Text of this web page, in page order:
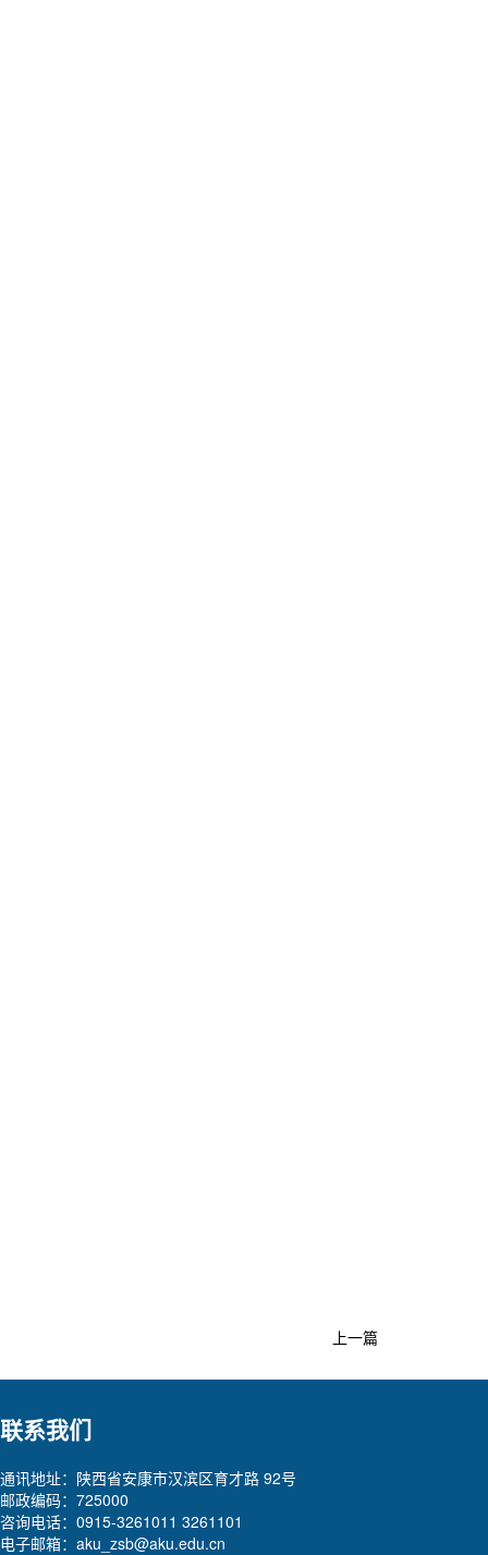
上一篇
联系我们
通讯地址：陕西省安康市汉滨区育才路 92号
邮政编码：725000
咨询电话：0915-3261011 3261101
电子邮箱：aku_zsb@aku.edu.cn